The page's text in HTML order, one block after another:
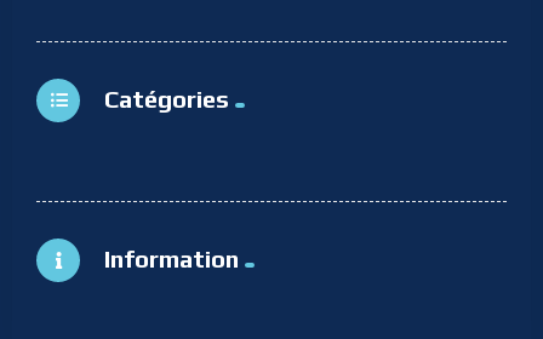
Catégories
Information